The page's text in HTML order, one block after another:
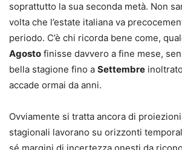
soprattutto la sua seconda metà. Non
volta che l’estate italiana va
periodo. C’è chi ricorda bene come,
Agosto finisse davvero a fine mese,
bella stagione fino a Settembre
accade ormai da anni.
Ovviamente si tratta ancora di
stagionali lavorano su orizzonti